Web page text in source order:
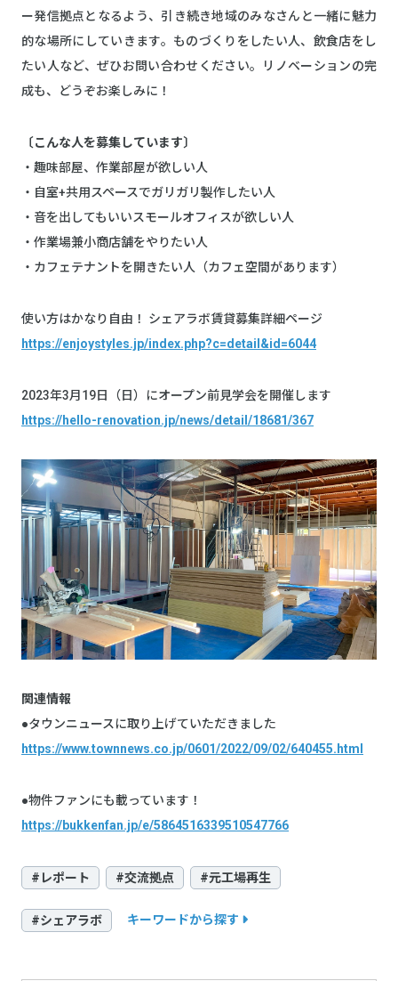
ー発信拠点となるよう、引き続き地域のみなさんと一緒に魅力
的な場所にしていきます。ものづくりをしたい人、飲食店をし
たい人など、ぜひお問い合わせください。リノベーションの完
成も、どうぞお楽しみに！
〔こんな人を募集しています〕
・趣味部屋、作業部屋が欲しい人
・自室+共用スペースでガリガリ製作したい人
・音を出してもいいスモールオフィスが欲しい人
・作業場兼小商店舗をやりたい人
・カフェテナントを開きたい人（カフェ空間があります）
使い方はかなり自由！ シェアラボ賃貸募集詳細ページ
https://enjoystyles.jp/index.php?c=detail&id=6044
2023年3月19日（日）にオープン前見学会を開催します
https://hello-renovation.jp/news/detail/18681/367
関連情報
●タウンニュースに取り上げていただきました
https://www.townnews.co.jp/0601/2022/09/02/640455.html
●物件ファンにも載っています！
https://bukkenfan.jp/e/5864516339510547766
#レポート #交流拠点 #元工場再生
#シェアラボ キーワードから探す